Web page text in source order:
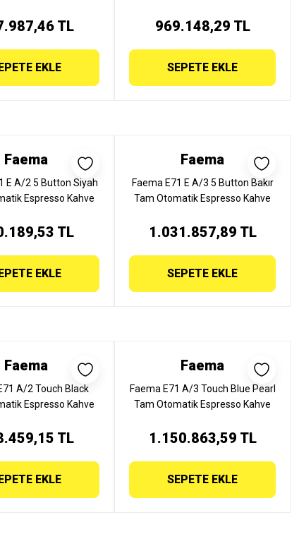
TL
EKLE
PRESIDENT A/3
969.148,29 TL
SEPETE EKLE
Faema
E A/2 5 Button Siyah
Espresso Kahve
SİYAHTL
EKLE
Faema
Faema E71 E A/3 5 Button Bakır
Tam Otomatik Espresso Kahve
BUTTON BAKIR
1.031.857,89 TL
SEPETE EKLE
Faema
A/2 Touch Black
Espresso Kahve
BLACKTL
EKLE
Faema
Faema E71 A/3 Touch Blue Pearl
Tam Otomatik Espresso Kahve
TOUCH BLUE PEARL
1.150.863,59 TL
SEPETE EKLE